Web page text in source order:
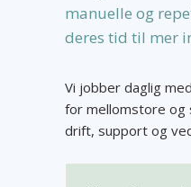
manuelle og
deres tid til mer
Vi jobber daglig
for mellomstore og
drift, support og